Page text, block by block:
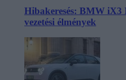
Hibakeresés: BMW iX3
vezetési élmények